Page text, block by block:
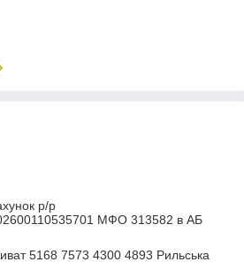
р/р
МФО 313582 в АБ
5168 7573 4300 4893 Рильська